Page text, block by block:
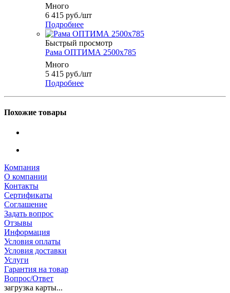
Много
6 415 руб./шт
Подробнее
Быстрый просмотр
Рама ОПТИМА 2500x785
Много
5 415 руб./шт
Подробнее
Похожие товары
Компания
О компании
Контакты
Сертификаты
Соглашение
Задать вопрос
Отзывы
Информация
Условия оплаты
Условия доставки
Услуги
Гарантия на товар
Вопрос/Ответ
загрузка карты...